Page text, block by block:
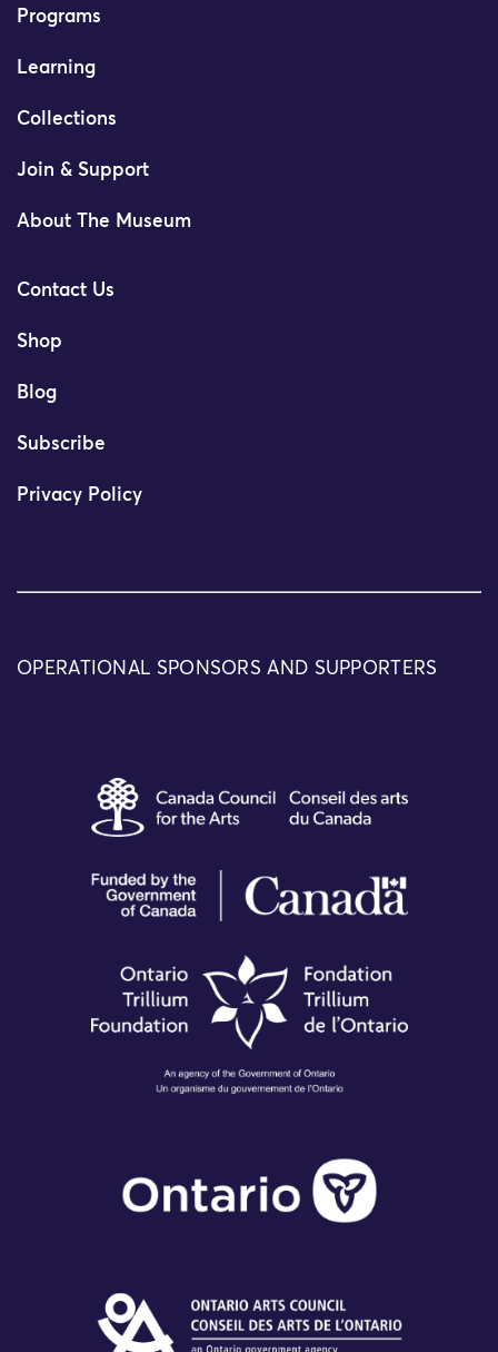
Programs
Learning
Collections
Join & Support
About The Museum
Contact Us
Shop
Blog
Subscribe
Privacy Policy
OPERATIONAL SPONSORS AND SUPPORTERS